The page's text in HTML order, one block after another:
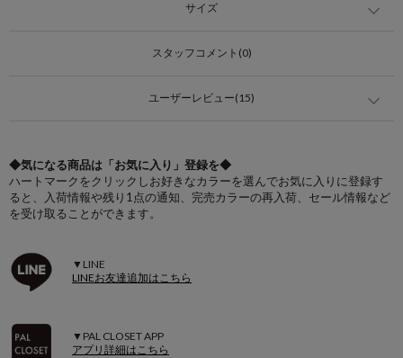
サイズ
スタッフコメント(0)
ユーザーレビュー(15)
◆気になる商品は「お気に入り」登録を◆
ハートマークをクリックしお好きなカラーを選んでお気に入りに登録す
ると、入荷情報や残り1点の通知、完売カラーの再入荷、セール情報など
を受け取ることができます。
▼LINE
LINEお友達追加はこちら
▼PAL CLOSET APP
アプリ詳細はこちら